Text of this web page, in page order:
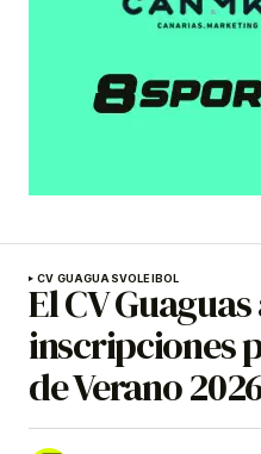
CV GUAGUASVOLEIBOL
El CV
inscripciones
de Verano